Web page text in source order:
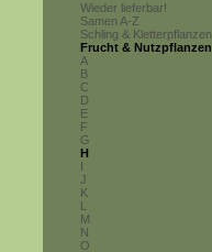
Wieder lieferbar!
Samen A-Z
Schling & Kletterpflanzen
Frucht & Nutzpflanzen
A
B
C
D
E
F
G
H
I
J
K
L
M
N
O